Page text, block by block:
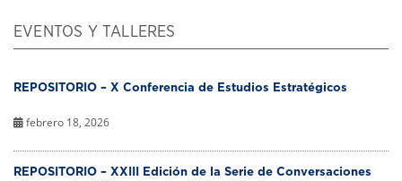
EVENTOS Y TALLERES
REPOSITORIO – X Conferencia de Estudios Estratégicos
febrero 18, 2026
REPOSITORIO – XXIII Edición de la Serie de Conversaciones